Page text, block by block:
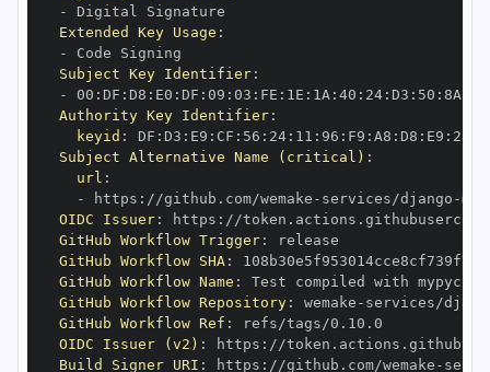
-
Extended Key Usage :
-
Subject Key Identifier:
-
00 : DF : D8 : E0 : DF : 09 : 03 : FE : 1E : 1A : 40 : 24: D3 : 50 : 8A
Authority Key Identifier:
keyid : DF : D3 : E9 : CF : 56 : 24: 11 : 96 : F9 : A8 : D8 : E9 : 28
Subject Alternative Name (critical) :
url :
-
https : //github.com/wemake - services/django -
OIDC Issuer: https :
GitHub Workflow Trigger:
GitHub Workflow SHA:
GitHub Workflow Name :
GitHub Workflow Repository: wemake - services/
GitHub Workflow Ref :
OIDC Issuer (v2) : https :
Build Signer URI : https : //github.com/wemake -